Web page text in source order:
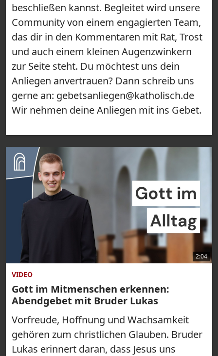
beschließen kannst. Begleitet wird unsere
Community von einem engagierten Team,
das dir in den Kommentaren mit Rat, Trost
und auch einem kleinen Augenzwinkern
zur Seite steht. Du möchtest uns dein
Anliegen anvertrauen? Dann schreib uns
gerne an: gebetsanliegen@katholisch.de
Wir nehmen deine Anliegen mit ins Gebet.
2:04
VIDEO
Gott im Mitmenschen erkennen:
Abendgebet mit Bruder Lukas
Vorfreude, Hoffnung und Wachsamkeit
gehören zum christlichen Glauben. Bruder
Lukas erinnert daran, dass Jesus uns